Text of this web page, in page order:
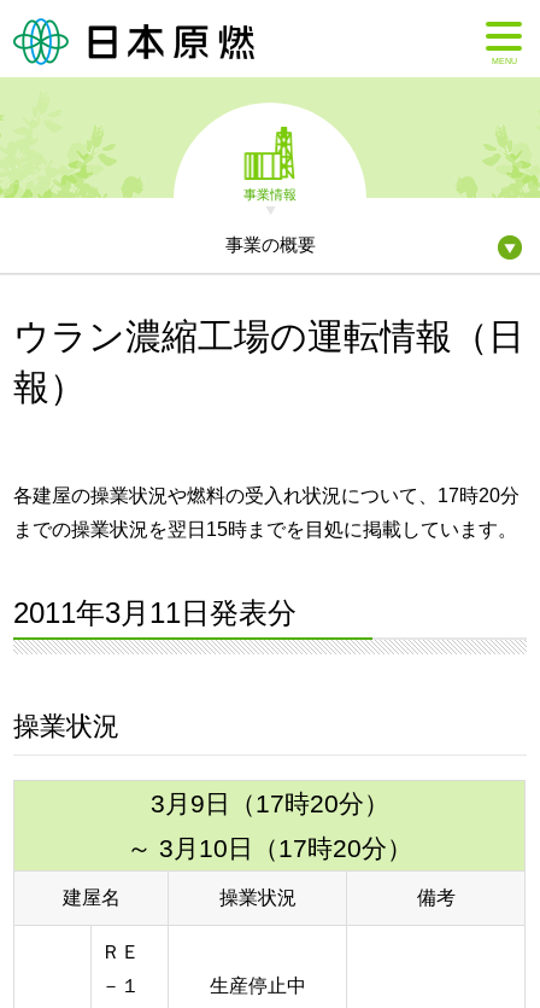
MENU
事業情報
事業の概要
ウラン濃縮工場の運転情報（日
報）
各建屋の操業状況や燃料の受入れ状況について、17時20分
までの操業状況を翌日15時までを目処に掲載しています。
2011年3月11日発表分
操業状況
3月9日（17時20分）
～ 3月10日（17時20分）
建屋名 操業状況 備考
ＲＥ
－１
生産停止中